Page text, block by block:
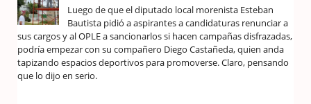
Luego de que el diputado local morenista Esteban
Bautista pidió a aspirantes a candidaturas renunciar a
sus cargos y al OPLE a sancionarlos si hacen campañas disfrazadas,
podría empezar con su compañero Diego Castañeda, quien anda
tapizando espacios deportivos para promoverse. Claro, pensando
que lo dijo en serio.